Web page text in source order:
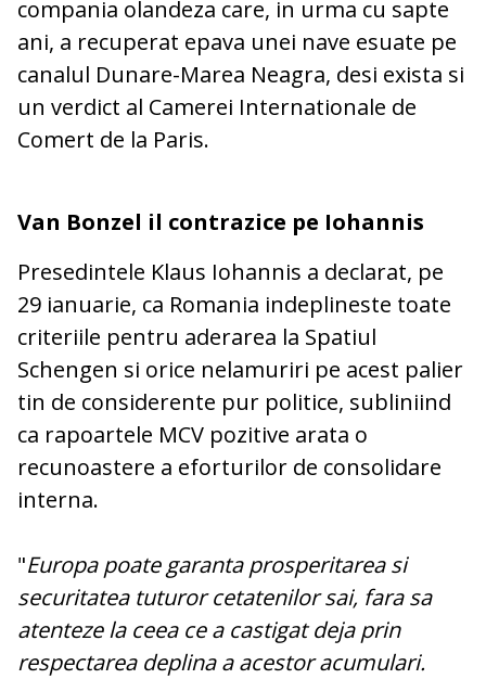
compania olandeza care, in urma cu sapte
ani, a recuperat epava unei nave esuate pe
canalul Dunare-Marea Neagra, desi exista si
un verdict al Camerei Internationale de
Comert de la Paris.
Van Bonzel il contrazice pe Iohannis
Presedintele Klaus Iohannis a declarat, pe
29 ianuarie, ca Romania indeplineste toate
criteriile pentru aderarea la Spatiul
Schengen si orice nelamuriri pe acest palier
tin de considerente pur politice, subliniind
ca rapoartele MCV pozitive arata o
recunoastere a eforturilor de consolidare
interna.
"Europa poate garanta prosperitarea si
securitatea tuturor cetatenilor sai, fara sa
atenteze la ceea ce a castigat deja prin
respectarea deplina a acestor acumulari.